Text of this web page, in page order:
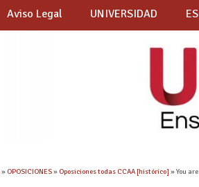
Aviso Legal UNIVERSIDAD
» OPOSICIONES» Oposiciones todas CCAA [histórico] » You